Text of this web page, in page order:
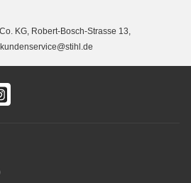
KG, Robert-Bosch-Strasse 13,